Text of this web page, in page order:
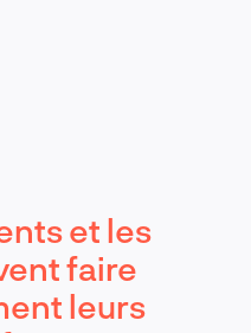
et les
faire
leurs